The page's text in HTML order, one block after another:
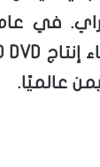
عالميًا.